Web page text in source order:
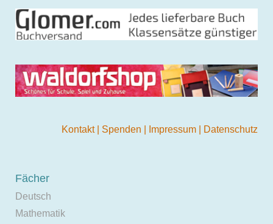
Kontakt Spenden Impressum Datenschutz
Fächer
Deutsch
Mathematik